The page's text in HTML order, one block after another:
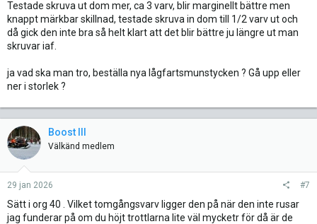
Testade skruva ut dom mer, ca 3 varv, blir marginellt bättre men
knappt märkbar skillnad, testade skruva in dom till 1/2 varv ut och
då gick den inte bra så helt klart att det blir bättre ju längre ut man
skruvar iaf.
ja vad ska man tro, beställa nya lågfartsmunstycken ? Gå upp eller
ner i storlek ?
Boost III
Välkänd medlem
29 jan 2026 #7
Sätt i org 40 . Vilket tomgångsvarv ligger den på när den inte rusar
jag funderar på om du höjt trottlarna lite väl mycketr för då är de